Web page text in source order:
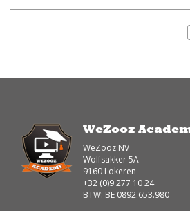
WeZooz
WeZooz NV
Wolfsakker 5A
9160 Lokeren
+32 (0)9 277 10 24
BTW: BE 0892.653.980